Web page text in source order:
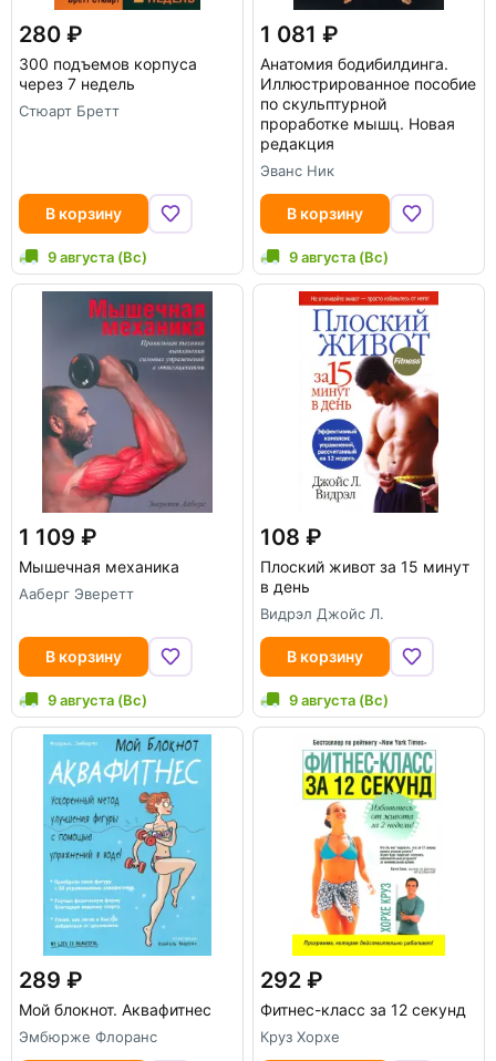
280
300 подъемов корпуса
через 7 недель
Стюарт Бретт
В корзину
9 августа (Вс)
1 081
Анатомия бодибилдинга.
Иллюстрированное пособие
по скульптурной
проработке мышц. Новая
редакция
Эванс Ник
В корзину
9 августа (Вс)
1 109
Мышечная механика
Ааберг Эверетт
В корзину
9 августа (Вс)
108
Плоский живот за 15 минут
в день
Видрэл Джойс Л.
В корзину
9 августа (Вс)
289
Мой блокнот. Аквафитнес
Эмбюрже Флоранс
292
Фитнес-класс за 12 секунд
Круз Хорхе